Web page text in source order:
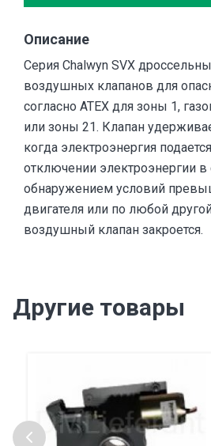
Описание
Серия Chalwyn SVX
воздушных клапанов для
согласно ATEX для зоны 1,
или зоны 21. Клапан
когда электроэнергия
отключении электроэнергии в
обнаружением условий
двигателя или по любой
воздушный клапан закроется.
Другие товары